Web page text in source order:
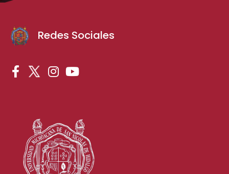
Redes Sociales